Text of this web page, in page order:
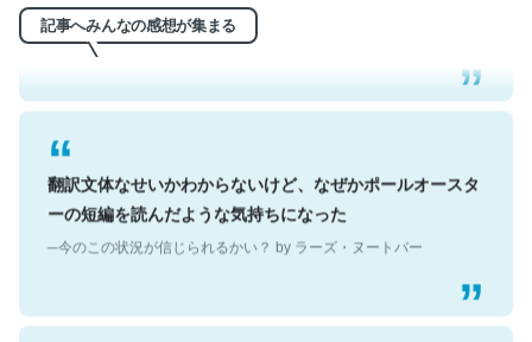
記事へみんなの感想が集まる
─今のこの状況が信じられるかい？ by ラーズ・ヌートバー
翻訳文体なせいかわからないけど、なぜかポールオースタ
ーの短編を読んだような気持ちになった
─今のこの状況が信じられるかい？ by ラーズ・ヌートバー